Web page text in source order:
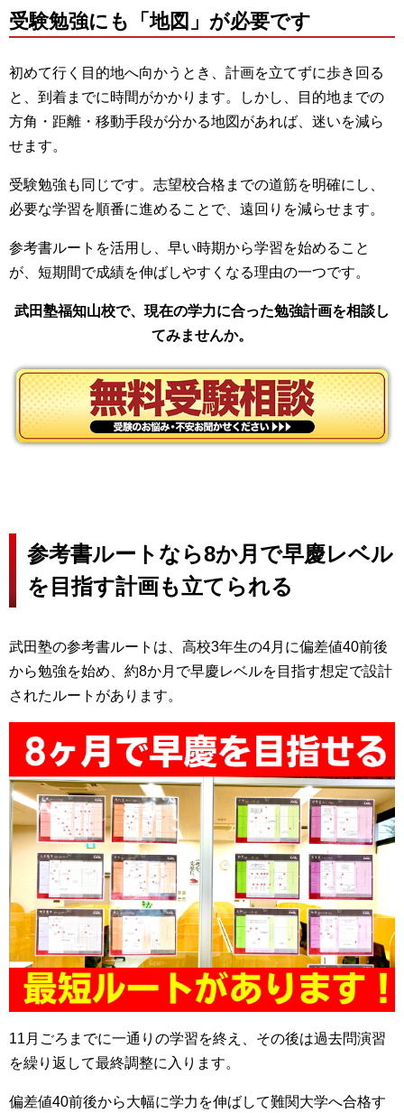
受験勉強にも「地図」が必要です
初めて行く目的地へ向かうとき、計画を立てずに歩き回る
と、到着までに時間がかかります。しかし、目的地までの
方角・距離・移動手段が分かる地図があれば、迷いを減ら
せます。
受験勉強も同じです。志望校合格までの道筋を明確にし、
必要な学習を順番に進めることで、遠回りを減らせます。
参考書ルートを活用し、早い時期から学習を始めること
が、短期間で成績を伸ばしやすくなる理由の一つです。
武田塾福知山校で、現在の学力に合った勉強計画を相談し
てみませんか。
参考書ルートなら8か月で早慶レベル
を目指す計画も立てられる
武田塾の参考書ルートは、高校3年生の4月に偏差値40前後
から勉強を始め、約8か月で早慶レベルを目指す想定で設計
されたルートがあります。
11月ごろまでに一通りの学習を終え、その後は過去問演習
を繰り返して最終調整に入ります。
偏差値40前後から大幅に学力を伸ばして難関大学へ合格す